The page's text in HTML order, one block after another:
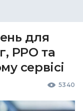
для
РРО та
сервісі
5340